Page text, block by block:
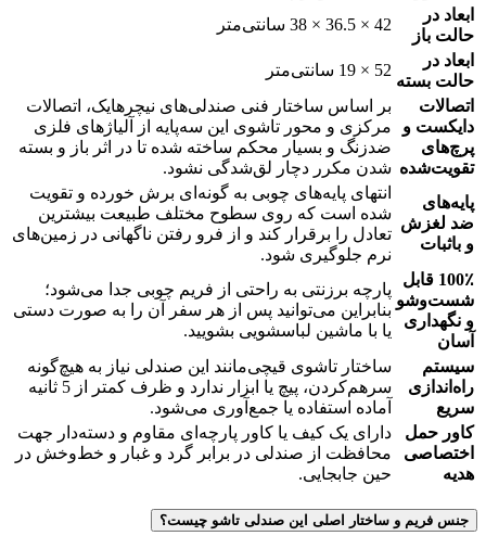
ابعاد در
حالت باز
42 × 36.5 × 38 سانتی‌متر
ابعاد در
حالت بسته
52 × 19 سانتی‌متر
اتصالات
دایکست و
پرچ‌های
تقویت‌شده
بر اساس ساختار فنی صندلی‌های نیچرهایک، اتصالات
مرکزی و محور تاشوی این سه‌پایه از آلیاژ‌های فلزی
ضدزنگ و بسیار محکم ساخته شده تا در اثر باز و بسته
شدن مکرر دچار لق‌شدگی نشود.
پایه‌های
ضد لغزش
و باثبات
انتهای پایه‌های چوبی به گونه‌ای برش خورده و تقویت
شده است که روی سطوح مختلف طبیعت بیشترین
تعادل را برقرار کند و از فرو رفتن ناگهانی در زمین‌های
نرم جلوگیری شود.
100٪ قابل
شست‌وشو
و نگهداری
آسان
پارچه برزنتی به راحتی از فریم چوبی جدا می‌شود؛
بنابراین می‌توانید پس از هر سفر آن را به صورت دستی
یا با ماشین لباسشویی بشویید.
سیستم
راه‌اندازی
سریع
ساختار تاشوی قیچی‌مانند این صندلی نیاز به هیچ‌گونه
سرهم‌کردن، پیچ یا ابزار ندارد و ظرف کمتر از 5 ثانیه
آماده استفاده یا جمع‌آوری می‌شود.
کاور حمل
اختصاصی
هدیه
دارای یک کیف یا کاور پارچه‌ای مقاوم و دسته‌دار جهت
محافظت از صندلی در برابر گرد و غبار و خط‌وخش در
حین جابجایی.
جنس فریم و ساختار اصلی این صندلی تاشو چیست؟